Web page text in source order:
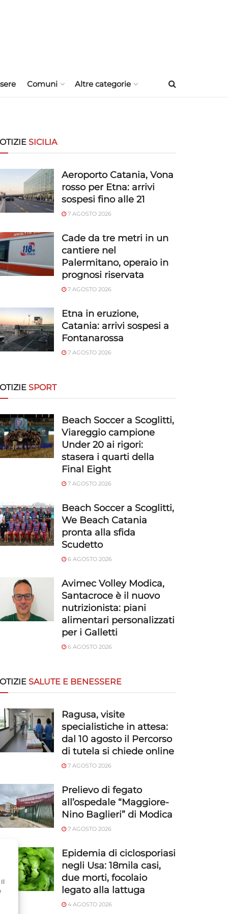
Comuni Altre categorie
SICILIA
Aeroporto Catania, Vona
rosso per Etna: arrivi
sospesi fino alle 21
7 AGOSTO 2026
Cade da tre metri in un
cantiere nel
Palermitano, operaio in
prognosi riservata
7 AGOSTO 2026
Etna in eruzione,
Catania: arrivi sospesi a
Fontanarossa
7 AGOSTO 2026
SPORT
Beach Soccer a Scoglitti,
Viareggio campione
Under 20 ai rigori:
stasera i quarti della
Final Eight
7 AGOSTO 2026
Beach Soccer a Scoglitti,
We Beach Catania
pronta alla sfida
Scudetto
6 AGOSTO 2026
Avimec Volley Modica,
Santacroce è il nuovo
nutrizionista: piani
alimentari personalizzati
per i Galletti
6 AGOSTO 2026
SALUTE E BENESSERE
Ragusa, visite
specialistiche in attesa:
dal 10 agosto il Percorso
di tutela si chiede online
7 AGOSTO 2026
Prelievo di fegato
all’ospedale “Maggiore-
Nino Baglieri” di Modica
7 AGOSTO 2026
Epidemia di ciclosporiasi
negli Usa: 18mila casi,
due morti, focolaio
legato alla lattuga
4 AGOSTO 2026